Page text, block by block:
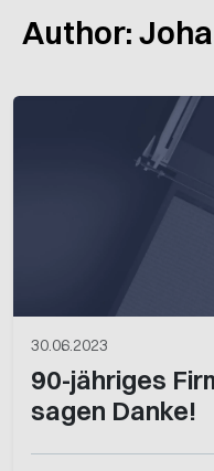
Author:
30.06.2023
90-jähriges
sagen Danke!